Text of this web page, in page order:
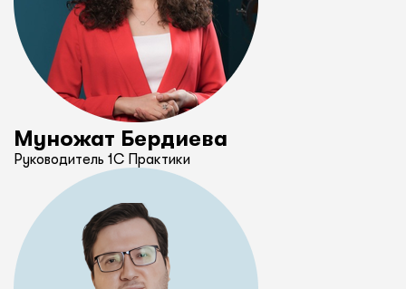
Муножат Бердиева
Руководитель 1С Практики